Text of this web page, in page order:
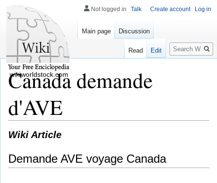
Canada demande
d'AVE
Wiki Article
Demande AVE voyage Canada
Not logged in Talk Create account Log in
Main page Discussion
Read Edit
Search
wikiworldstock.com